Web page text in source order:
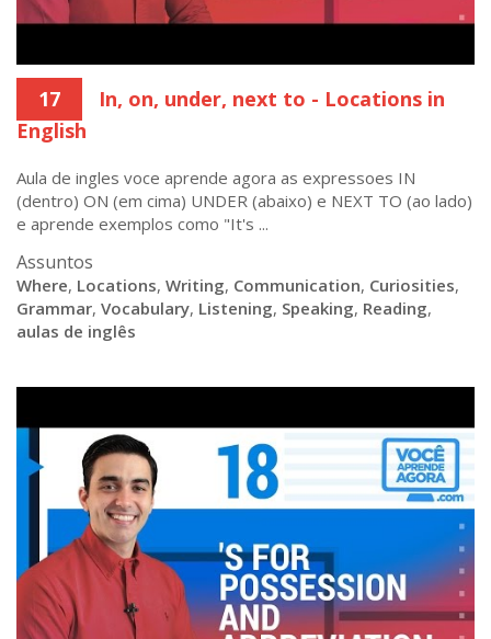
17
In, on, under, next to - Locations in
English
Aula de ingles voce aprende agora as expressoes IN
(dentro) ON (em cima) UNDER (abaixo) e NEXT TO (ao lado)
e aprende exemplos como "It's ...
Assuntos
Where, Locations, Writing, Communication, Curiosities,
Grammar, Vocabulary, Listening, Speaking, Reading,
aulas de inglês